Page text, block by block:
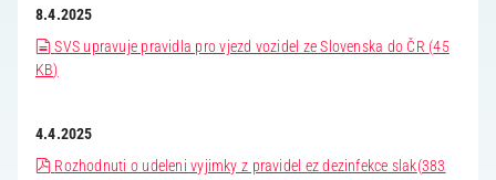
8.4.2025
document
SVS upravuje pravidla pro vjezd vozidel ze Slovenska do ČR (45
KB)
4.4.2025
pdf
Rozhodnuti o udeleni vyjimky z pravidel ez dezinfekce slak(383